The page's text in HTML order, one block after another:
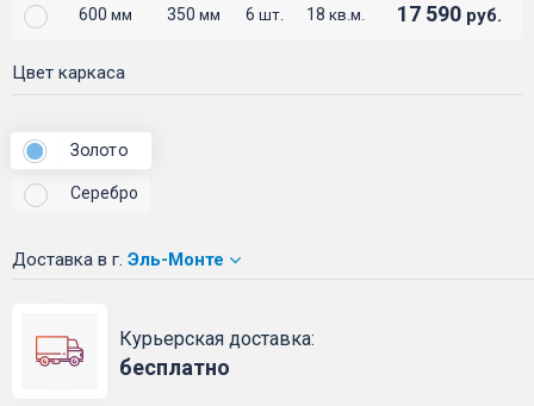
600 мм 350 мм 6 шт. 18 кв.м. 17 590 руб.
Цвет каркаса
Золото
Серебро
Доставка в г. Эль-Монте
Курьерская доставка:
бесплатно